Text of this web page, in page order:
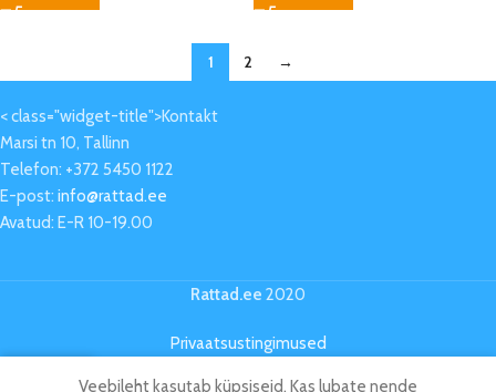
1 2 →
< class="widget-title">Kontakt
Marsi tn 10, Tallinn
Telefon: +372 5450 1122
E-post: info@rattad.ee
Avatud: E-R 10-19.00
Rattad.ee 2020
Privaatsustingimused
Veebileht kasutab küpsiseid. Kas lubate nende